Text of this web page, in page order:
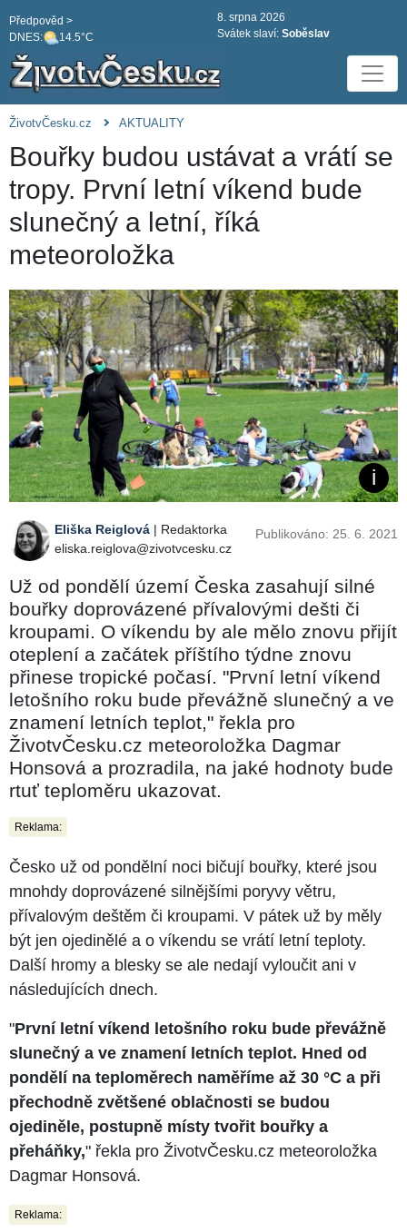
DNES: 14.5°C
Předpověd >
8. srpna 2026
Svátek slaví: Soběslav
ŽivotvČesku.cz AKTUALITY
Bouřky budou ustávat a vrátí se
tropy. První letní víkend bude
slunečný a letní, říká
meteoroložka
Eliška Reiglová | Redaktorka
eliska.reiglova@zivotvcesku.cz
Publikováno: 25. 6. 2021
Už od pondělí území Česka zasahují silné
bouřky doprovázené přívalovými dešti či
kroupami. O víkendu by ale mělo znovu přijít
oteplení a začátek příštího týdne znovu
přinese tropické počasí. "První letní víkend
letošního roku bude převážně slunečný a ve
znamení letních teplot," řekla pro
ŽivotvČesku.cz meteoroložka Dagmar
Honsová a prozradila, na jaké hodnoty bude
rtuť teploměru ukazovat.
Reklama:
Česko už od pondělní noci bičují bouřky, které jsou
mnohdy doprovázené silnějšími poryvy větru,
přívalovým deštěm či kroupami. V pátek už by měly
být jen ojedinělé a o víkendu se vrátí letní teploty.
Další hromy a blesky se ale nedají vyloučit ani v
následujících dnech.
"První letní víkend letošního roku bude převážně
slunečný a ve znamení letních teplot. Hned od
pondělí na teploměrech naměříme až 30 °C a při
přechodně zvětšené oblačnosti se budou
ojediněle, postupně místy tvořit bouřky a
přeháňky," řekla pro ŽivotvČesku.cz meteoroložka
Dagmar Honsová.
Reklama: